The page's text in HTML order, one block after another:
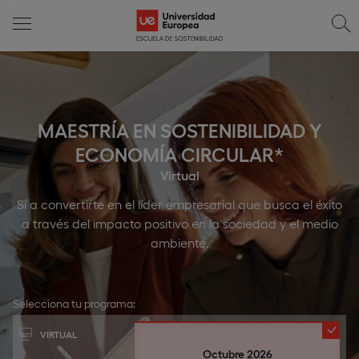
MAESTRÍA EN SOSTENIBILIDAD Y
ECONOMÍA CIRCULAR*
Virtual
Sí a convertirte en el líder empresarial que busca el éxito
a través del impacto positivo en la sociedad y el medio
ambiente.
Selecciona tu programa:
VIRTUAL
Octubre 2026